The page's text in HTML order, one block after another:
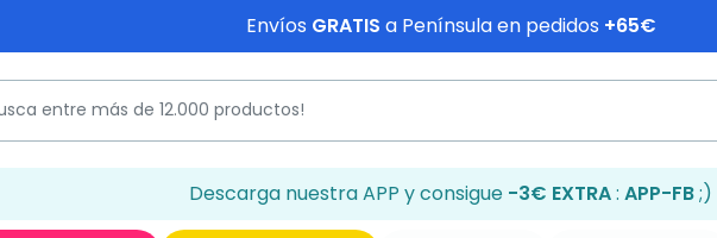
Envíos GRATIS a Península en pedidos +65€
Descarga nuestra APP y consigue -3€ EXTRA: APP-FB;)